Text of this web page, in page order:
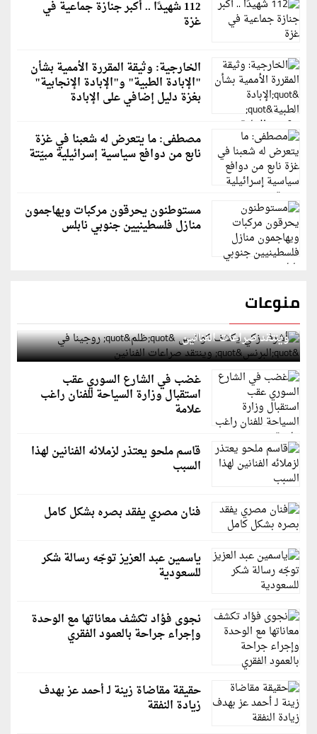
112 شهيدًا .. أكبر جنازة جماعية في
غزة
الخارجية: وثيقة المقررة الأممية بشأن
"الإبادة الطبية" و"الإبادة الإنجابية"
بغزة دليل إضافي على الإبادة
مصطفى: ما يتعرض له شعبنا في غزة
نابع من دوافع سياسية إسرائيلية مبيّتة
مستوطنون يحرقون مركبات ويهاجمون
منازل فلسطينيين جنوبي نابلس
منوعات
أشرف زكي يكشف كواليس "ظلم" روجينا في "البرنس"
وينتقد صراعات الفنانين
غضب في الشارع السوري عقب
استقبال وزارة السياحة للفنان راغب
علامة
قاسم ملحو يعتذر لزملائه الفنانين لهذا
السبب
فنان مصري يفقد بصره بشكل كامل
ياسمين عبد العزيز توجّه رسالة شكر
للسعودية
نجوى فؤاد تكشف معاناتها مع الوحدة
وإجراء جراحة بالعمود الفقري
حقيقة مقاضاة زينة لـ أحمد عز بهدف
زيادة النفقة